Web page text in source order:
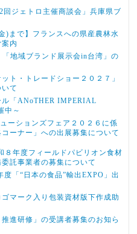
回ジェトロ主催商談会」兵庫県ブ
)まで】フランスへの県産農林水
内
「地域ブランド展示会in台湾」の
ト・トレードショー２０２７」
て
ル「ANoTHER IMPERIAL
中～
ーションズフェア２０２６に係
ーナー」への出展募集について
８年度フィールドパビリオン食材
託事業者の募集について
度「“日本の食品”輸出EXPO」出
マーク入り包装資材版下作成助
進研修」の受講者募集のお知ら